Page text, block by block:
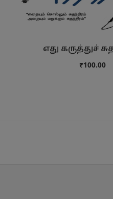
எது கருத்துச்
₹100.00